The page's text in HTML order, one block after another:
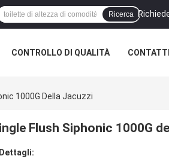
Ricerca
CONTROLLO DI QUALITÀ
1000G Della Jacuzzi
Flush Siphonic 1000G
Dettagli: